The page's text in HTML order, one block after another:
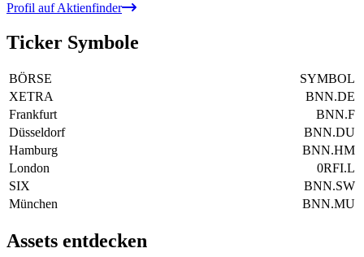
Profil auf Aktienfinder
Ticker Symbole
BÖRSE
SYMBOL
XETRA
BNN.DE
Frankfurt
BNN.F
Düsseldorf
BNN.DU
Hamburg
BNN.HM
London
0RFI.L
SIX
BNN.SW
München
BNN.MU
Assets entdecken